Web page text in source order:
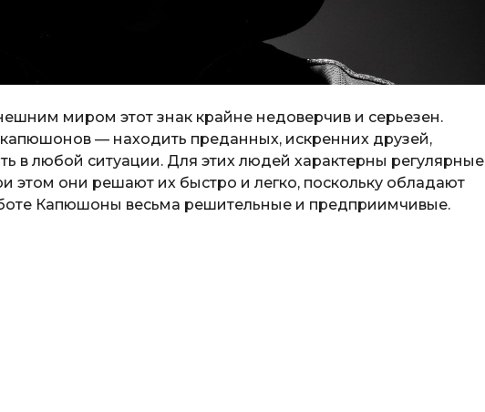
миром этот знак крайне недоверчив и серьезен.
— находить преданных, искренних друзей,
в любой ситуации. Для этих людей характерны регулярные
этом они решают их быстро и легко, поскольку обладают
Капюшоны весьма решительные и предприимчивые.